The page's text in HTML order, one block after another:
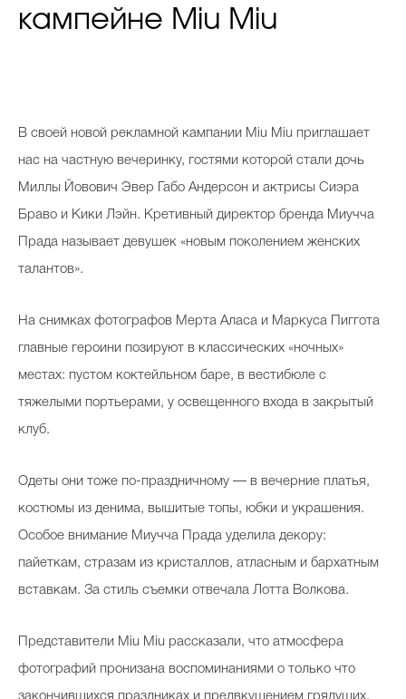
кампейне Miu Miu
В своей новой рекламной кампании Miu Miu приглашает
нас на частную вечеринку, гостями которой стали дочь
Миллы Йовович Эвер Габо Андерсон и актрисы Сиэра
Браво и Кики Лэйн. Кретивный директор бренда Миучча
Прада называет девушек «новым поколением женских
талантов».
На снимках фотографов Мерта Аласа и Маркуса Пиггота
главные героини позируют в классических «ночных»
местах: пустом коктейльном баре, в вестибюле с
тяжелыми портьерами, у освещенного входа в закрытый
клуб.
Одеты они тоже по-праздничному — в вечерние платья,
костюмы из денима, вышитые топы, юбки и украшения.
Особое внимание Миучча Прада уделила декору:
пайеткам, стразам из кристаллов, атласным и бархатным
вставкам. За стиль съемки отвечала Лотта Волкова.
Представители Miu Miu рассказали, что атмосфера
фотографий пронизана воспоминаниями о только что
закончившихся праздниках и предвкушением грядущих.